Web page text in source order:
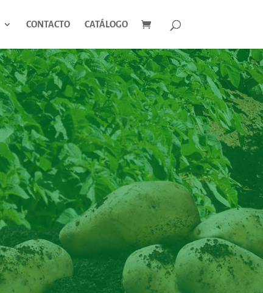
CONTACTO CATÁLOGO